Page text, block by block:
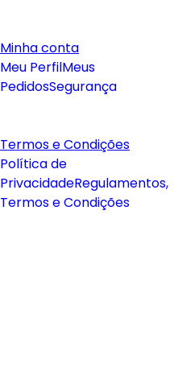
Minha conta
Meu PerfilMeus
PedidosSegurança
Termos e Condições
Política de
PrivacidadeRegulamentos,
Termos e Condições